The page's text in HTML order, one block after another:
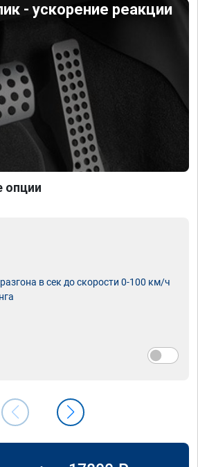
- ускорение реакции
опции
в сек до скорости 0-100 км/ч